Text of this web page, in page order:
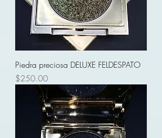
Piedra preciosa DELUXE FELDESPATO
Precio
$250.00